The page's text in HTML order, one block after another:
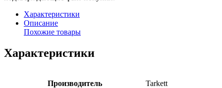
Характеристики
Описание
Похожие товары
Характеристики
Производитель Tarkett